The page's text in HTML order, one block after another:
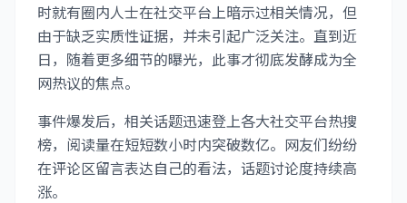
时就有圈内人士在社交平台上暗示过相关情况，但
由于缺乏实质性证据，并未引起广泛关注。直到近
日，随着更多细节的曝光，此事才彻底发酵成为全
网热议的焦点。
事件爆发后，相关话题迅速登上各大社交平台热搜
榜，阅读量在短短数小时内突破数亿。网友们纷纷
在评论区留言表达自己的看法，话题讨论度持续高
涨。